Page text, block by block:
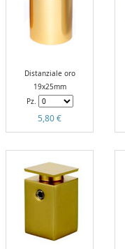
Distanziale oro
19x25mm
Pz.
5,80 €